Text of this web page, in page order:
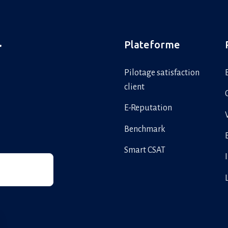
Plateforme
Pilotage satisfaction
client
E-Reputation
Benchmark
Smart CSAT